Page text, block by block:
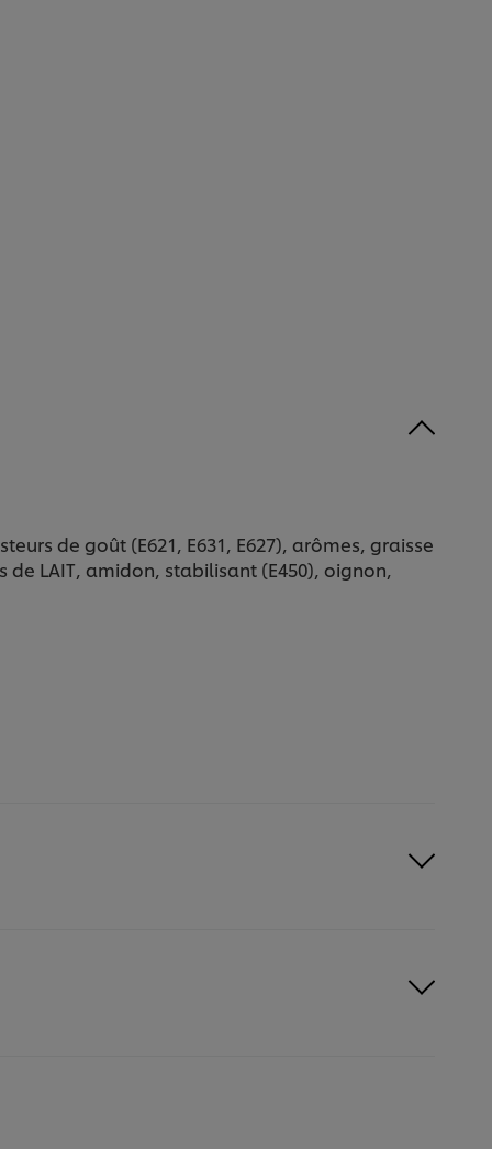
de goût (E621, E631, E627), arômes, graisse
de LAIT, amidon, stabilisant (E450), oignon,